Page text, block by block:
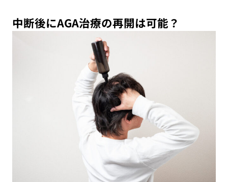
中断後にAGA治療の再開は可能？